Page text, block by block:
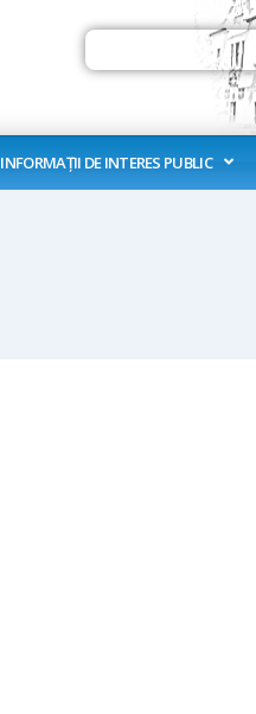
Search
INFORMAȚII DE INTERES PUBLIC